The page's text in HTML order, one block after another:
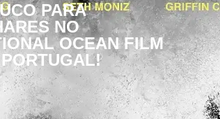
PARA
NO
OCEAN FILM